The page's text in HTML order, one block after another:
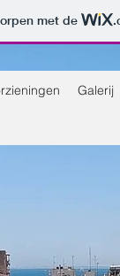
met de
Galerij